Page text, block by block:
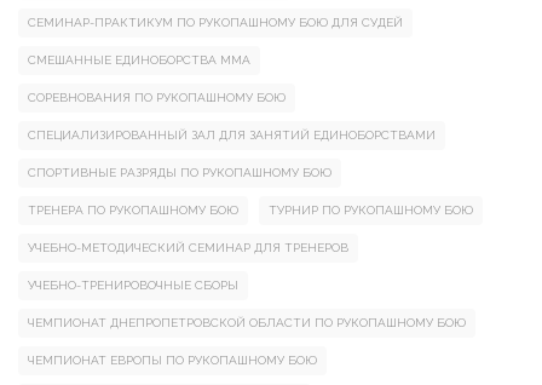
СЕМИНАР-ПРАКТИКУМ ПО РУКОПАШНОМУ БОЮ ДЛЯ СУДЕЙ
СМЕШАННЫЕ ЕДИНОБОРСТВА ММА
СОРЕВНОВАНИЯ ПО РУКОПАШНОМУ БОЮ
СПЕЦИАЛИЗИРОВАННЫЙ ЗАЛ ДЛЯ ЗАНЯТИЙ ЕДИНОБОРСТВАМИ
СПОРТИВНЫЕ РАЗРЯДЫ ПО РУКОПАШНОМУ БОЮ
ТРЕНЕРА ПО РУКОПАШНОМУ БОЮ ТУРНИР ПО РУКОПАШНОМУ БОЮ
УЧЕБНО-МЕТОДИЧЕСКИЙ СЕМИНАР ДЛЯ ТРЕНЕРОВ
УЧЕБНО-ТРЕНИРОВОЧНЫЕ СБОРЫ
ЧЕМПИОНАТ ДНЕПРОПЕТРОВСКОЙ ОБЛАСТИ ПО РУКОПАШНОМУ БОЮ
ЧЕМПИОНАТ ЕВРОПЫ ПО РУКОПАШНОМУ БОЮ